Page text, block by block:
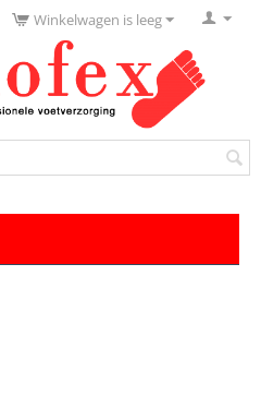
Winkelwagen is leeg